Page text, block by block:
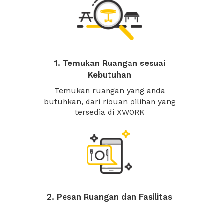
1. Temukan Ruangan sesuai
Kebutuhan
Temukan ruangan yang anda
butuhkan, dari ribuan pilihan yang
tersedia di XWORK
2. Pesan Ruangan dan Fasilitas